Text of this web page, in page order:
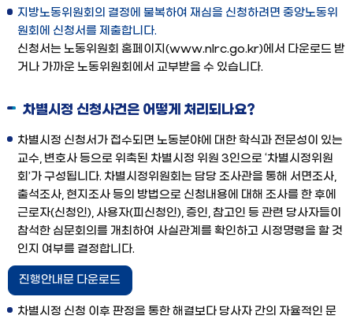
지방노동위원회의 결정에 불복하여 재심을 신청하려면 중앙노동위
원회에 신청서를 제출합니다.
신청서는 노동위원회 홈페이지(www.nlrc.go.kr)에서 다운로드 받
거나 가까운 노동위원회에서 교부받을 수 있습니다.
차별시정 신청사건은 어떻게 처리되나요?
차별시정 신청서가 접수되면 노동분야에 대한 학식과 전문성이 있는
교수, 변호사 등으로 위촉된 차별시정 위원 3인으로 ‘차별시정위원
회’가 구성됩니다. 차별시정위원회는 담당 조사관을 통해 서면조사,
출석조사, 현지조사 등의 방법으로 신청내용에 대해 조사를 한 후에
근로자(신청인), 사용자(피신청인), 증인, 참고인 등 관련 당사자들이
참석한 심문회의를 개최하여 사실관계를 확인하고 시정명령을 할 것
인지 여부를 결정합니다.
진행안내문 다운로드
차별시정 신청 이후 판정을 통한 해결보다 당사자 간의 자율적인 문